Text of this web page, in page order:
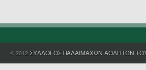
© 2012ΣΥΛΛΟΓΟΣ ΠΑΛΑΙΜΑΧΩΝ ΑΘΛΗΤΩΝ